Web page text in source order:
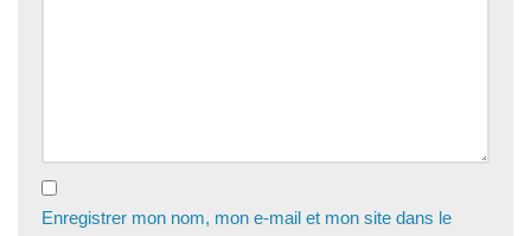
Enregistrer mon nom, mon e-mail et mon site dans le